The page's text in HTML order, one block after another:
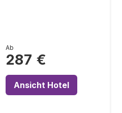
Ab
287 €
Ansicht Hotel